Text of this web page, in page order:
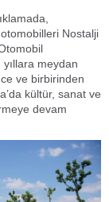
Nostalji
meydan
ve birbirinden
kültür, sanat ve
devam